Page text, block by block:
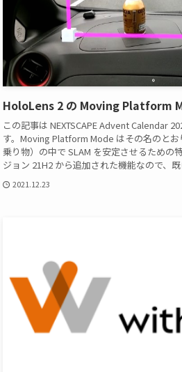
HoloLens 2 の Moving Platform
この記事は NEXTSCAPE Advent Calendar
す。Moving Platform Mode はその名のと
乗り物）の中で SLAM を安定させるための
ジョン 21H2 から追加された機能なので、
2021.12.23